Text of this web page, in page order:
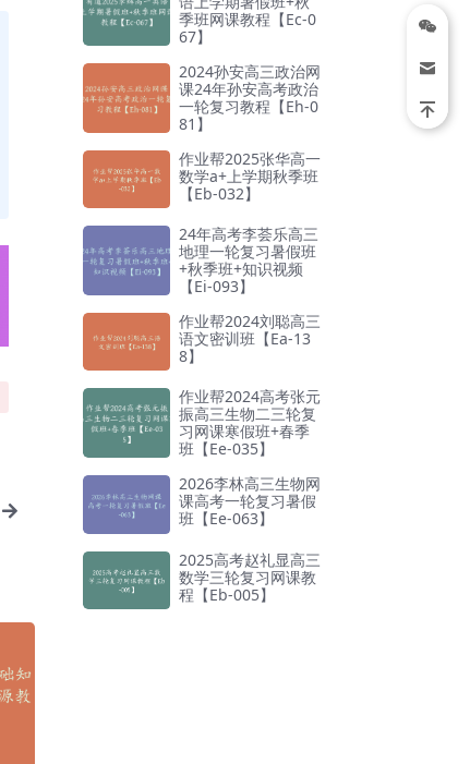
季班网课教程【Ec-0
67】
2024孙安高三政治网
课24年孙安高考政治
一轮复习教程【Eh-0
81】
作业帮2025张华高一
数学a+上学期秋季班
【Eb-032】
24年高考李荟乐高三
地理一轮复习暑假班
+秋季班+知识视频
【Ei-093】
作业帮2024刘聪高三
语文密训班【Ea-13
8】
作业帮2024高考张元
振高三生物二三轮复
习网课寒假班+春季
班【Ee-035】
2026李林高三生物网
课高考一轮复习暑假
班【Ee-063】
2025高考赵礼显高三
数学三轮复习网课教
程【Eb-005】